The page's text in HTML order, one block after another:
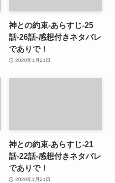
神との約束-あらすじ-25
話-26話-感想付きネタバレ
でありで！
2020年1月21日
神との約束-あらすじ-21
話-22話-感想付きネタバレ
でありで！
2020年1月21日